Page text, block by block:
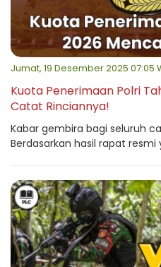
Jumat, 19 Desember 2025 07:05
Kuota Penerimaan Polri
Catat Rinciannya!
Kabar gembira bagi seluruh
Berdasarkan hasil rapat resmi